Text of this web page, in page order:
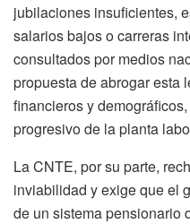
jubilaciones insuficientes,
salarios bajos o carreras
consultados por medios
propuesta de abrogar esta
financieros y
progresivo de la planta
La CNTE, por su parte,
inviabilidad y exige que el
de un sistema pensionario